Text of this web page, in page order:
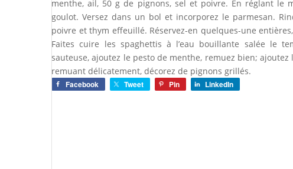
menthe, ail, 50 g de pignons, sel et poivre. En réglant le
goulot. Versez dans un bol et incorporez le parmesan.
poivre et thym effeuillé. Réservez-en quelques-une
Faites cuire les spaghettis à l’eau bouillante salée le
sauteuse, ajoutez le pesto de menthe, remuez bien;
remuant délicatement, décorez de pignons grillés.
Facebook Tweet Pin LinkedIn